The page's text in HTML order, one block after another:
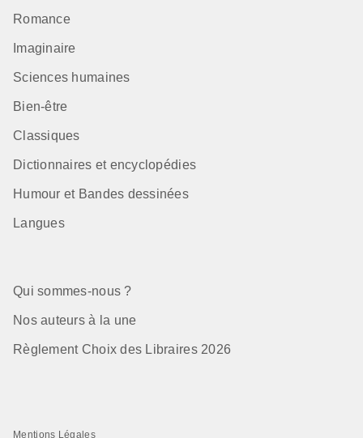
Romance
Imaginaire
Sciences humaines
Bien-être
Classiques
Dictionnaires et encyclopédies
Humour et Bandes dessinées
Langues
Qui sommes-nous ?
Nos auteurs à la une
Règlement Choix des Libraires 2026
Mentions Légales